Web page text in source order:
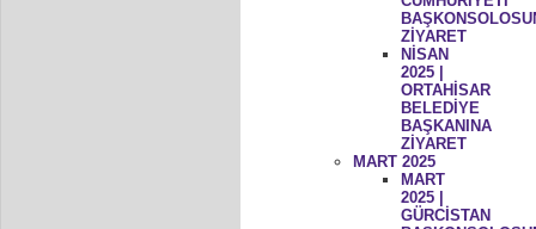
ZİYARET
NİSAN
2025 |
ORTAHİSAR
BELEDİYE
BAŞKANINA
ZİYARET
MART 2025
MART
2025 |
GÜRCİSTAN